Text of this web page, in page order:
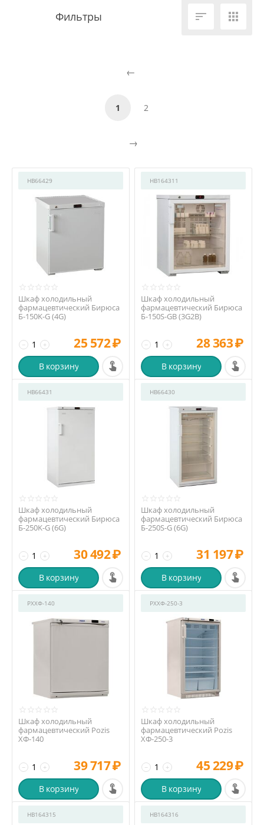
1 2
 
HB66429
Шкаф холодильный
фармацевтический Бирюса
Б-150K-G (4G)
+
− 25 572₽
В корзину
HB164311
Шкаф холодильный
фармацевтический Бирюса
Б-150S-GB (3G2B)
+
− 28 363₽
В корзину
HB66431
Шкаф холодильный
фармацевтический Бирюса
Б-250K-G (6G)
+
− 30 492₽
В корзину
HB66430
Шкаф холодильный
фармацевтический Бирюса
Б-250S-G (6G)
+
− 31 197₽
В корзину
РХХФ-140
Шкаф холодильный
фармацевтический Pozis
ХФ-140
+
− 39 717₽
В корзину
РХХФ-250-3
Шкаф холодильный
фармацевтический Pozis
ХФ-250-3
+
− 45 229₽
В корзину
HB164315 HB164316